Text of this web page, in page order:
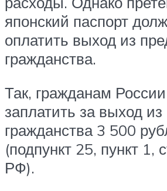
японский паспорт
оплатить выход из
гражданства.
Так, гражданам
заплатить за выход из
гражданства 3 500
(подпункт 25, пункт 1,
РФ).